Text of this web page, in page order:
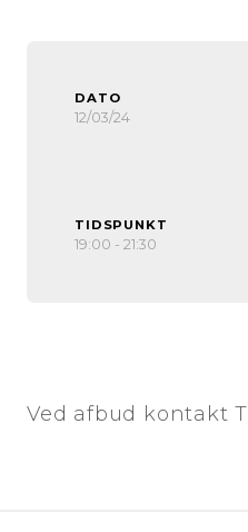
DATO
12/03/24
TIDSPUNKT
19:00 - 21:30
Ved afbud kontakt